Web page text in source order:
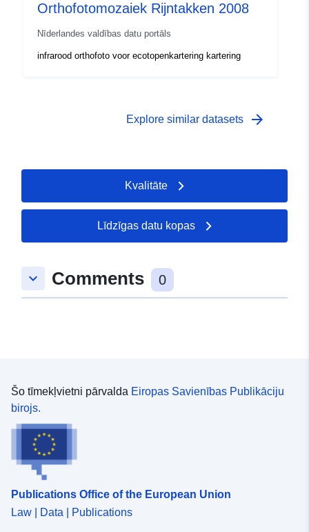
Orthofotomozaiek Rijntakken 2008
Nīderlandes valdības datu portāls
infrarood orthofoto voor ecotopenkartering kartering
Explore similar datasets arrow_forward
Kvalitāte
Līdzīgas datu kopas
keyboard_arrow_down Comments 0
Šo tīmekļvietni pārvalda Eiropas Savienības Publikāciju
birojs.
Publications Office of the European Union
Law | Data | Publications